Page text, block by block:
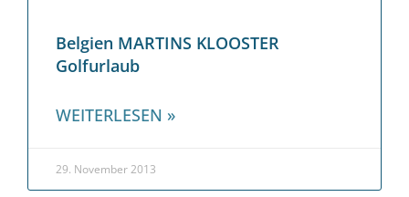
Belgien MARTINS KLOOSTER
Golfurlaub
WEITERLESEN »
29. November 2013